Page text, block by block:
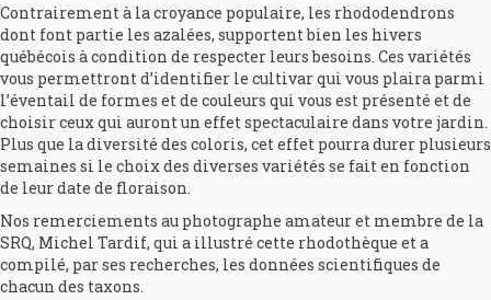
Contrairement à la croyance populaire, les rhododendrons
dont font partie les azalées, supportent bien les hivers
québécois à condition de respecter leurs besoins. Ces variétés
vous permettront d’identifier le cultivar qui vous plaira parmi
l’éventail de formes et de couleurs qui vous est présenté et de
choisir ceux qui auront un effet spectaculaire dans votre jardin.
Plus que la diversité des coloris, cet effet pourra durer plusieurs
semaines si le choix des diverses variétés se fait en fonction
de leur date de floraison.
Nos remerciements au photographe amateur et membre de la
SRQ, Michel Tardif, qui a illustré cette rhodothèque et a
compilé, par ses recherches, les données scientifiques de
chacun des taxons.